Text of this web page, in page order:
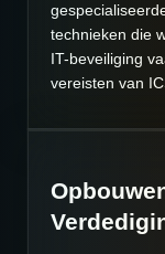
technieken die
IT-beveiliging
vereisten van